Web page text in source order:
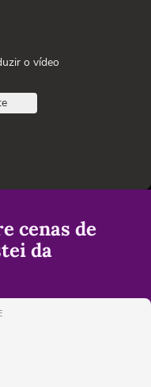
o vídeo
cenas de
da